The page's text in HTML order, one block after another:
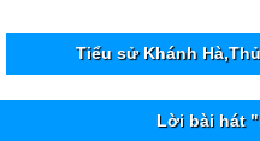
Tiểu sử Khánh
Lời bài hát